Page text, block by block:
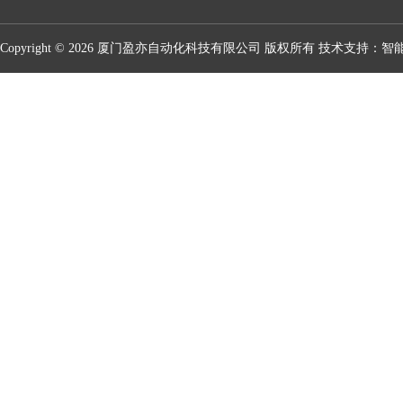
Copyright © 2026 厦门盈亦自动化科技有限公司 版权所有 技术支持： 智